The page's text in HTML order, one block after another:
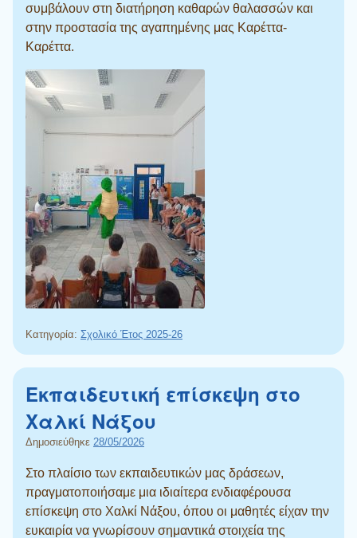
συμβάλουν στη διατήρηση καθαρών θαλασσών και
στην προστασία της αγαπημένης μας Καρέττα-
Καρέττα.
Κατηγορία: Σχολικό Έτος 2025-26
Εκπαιδευτική επίσκεψη στο
Χαλκί Νάξου
Δημοσιεύθηκε 28/05/2026
Στο πλαίσιο των εκπαιδευτικών μας δράσεων,
πραγματοποιήσαμε μια ιδιαίτερα ενδιαφέρουσα
επίσκεψη στο Χαλκί Νάξου, όπου οι μαθητές είχαν την
ευκαιρία να γνωρίσουν σημαντικά στοιχεία της